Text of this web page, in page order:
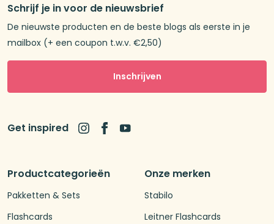
Productcategorieën
Pakketten & Sets
Flashcards
Onze merken
Stabilo
Leitner Flashcards
Schrijf je in voor de nieuwsbrief
De nieuwste producten en de beste blogs als eerste in je
mailbox (+ een coupon t.w.v. €2,50)
Inschrijven
Get inspired